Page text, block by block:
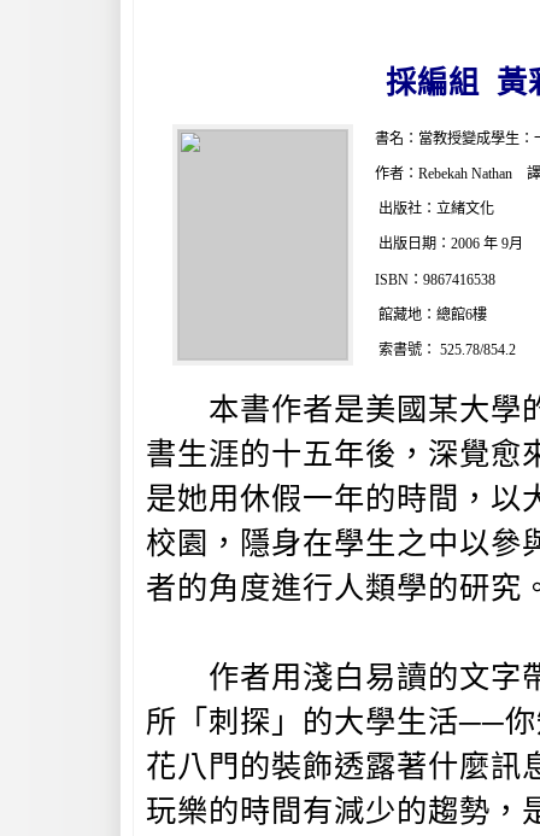
採編組 黃
書名：當教授變成學生：
作者：Rebekah Nathan
出版社：立緒文化
出版日期：2006 年 9月
ISBN：9867416538
館藏地：總館6樓
索書號： 525.78/854.2
本書作者是美國某大學
書生涯的十五年後，深覺愈
是她用休假一年的時間，以
校園，隱身在學生之中以參
者的角度進行人類學的研究
作者用淺白易讀的文字
所「刺探」的大學生活──
花八門的裝飾透露著什麼訊
玩樂的時間有減少的趨勢，